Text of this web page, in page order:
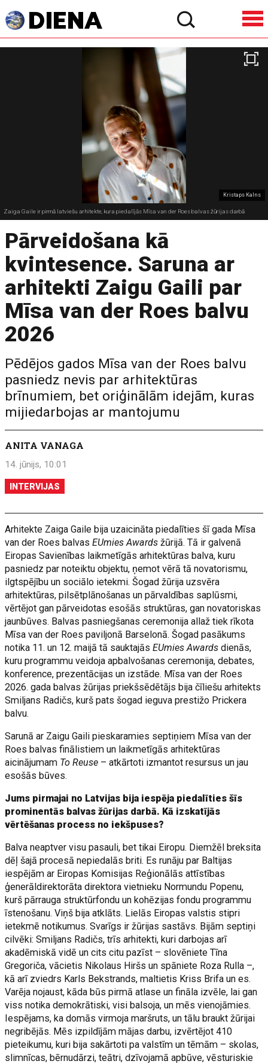
Kristaps Kalns
Zaiga Gaile ir pirmā latviešu arhitekte, kura piedalījās Mīsa van der Roes balvas žūrijas darbā
Pārveidošana kā
kvintesence. Saruna ar
arhitekti Zaigu Gaili par
Mīsa van der Roes balvu
2026
Pēdējos gados Mīsa van der Roes balvu
pasniedz nevis par arhitektūras
brīnumiem, bet oriģinālām idejām, kuras
mijiedarbojas ar mantojumu
ANITA VANAGA
14. jūnijs, 10:01
INTERVIJAS
Arhitekte Zaiga Gaile bija uzaicināta piedalīties šī gada Mīsa
van der Roes balvasEUmies Awards žūrijā. Tā ir galvenā
Eiropas Savienības laikmetīgās arhitektūras balva, kuru
pasniedz par noteiktu objektu, ņemot vērā tā novatorismu,
ilgtspējību un sociālo ietekmi. Šogad žūrija uzsvēra
arhitektūras, pilsētplānošanas un pārvaldības saplūsmi,
vērtējot gan pārveidotas esošās struktūras, gan novatoriskas
jaunbūves. Balvas pasniegšanas ceremonija allaž tiek rīkota
Mīsa van der Roes paviljonā Barselonā. Šogad pasākums
notika 11. un 12. maijā tā sauktajāsEUmies Awards dienās,
kuru programmu veidoja apbalvošanas ceremonija, debates,
konference, prezentācijas un izstāde. Mīsa van der Roes
2026. gada balvas žūrijas priekšsēdētājs bija čīliešu arhitekts
Smiljans Radičs, kurš pats šogad ieguva prestižo Prickera
balvu.
Sarunā ar Zaigu Gaili pieskaramies septiņiem Mīsa van der
Roes balvas finālistiem un laikmetīgās arhitektūras
aicinājumam To Reuse – atkārtoti izmantot resursus un jau
esošās būves.
Jums pirmajai no Latvijas bija iespēja piedalīties šīs
prominentās balvas žūrijas darbā. Kā izskatījās
vērtēšanas process no iekšpuses?
Balva neaptver visu pasauli, bet tikai Eiropu. Diemžēl breksita
dēļ šajā procesā nepiedalās briti. Es runāju par Baltijas
iespējām ar Eiropas Komisijas Reģionālās attīstības
ģenerāldirektorāta direktora vietnieku Normundu Popenu,
kurš pārrauga struktūrfondu un kohēzijas fondu programmu
īstenošanu. Viņš bija atklāts. Lielās Eiropas valstis stipri
ietekmē notikumus. Svarīgs ir žūrijas sastāvs. Bijām septiņi
cilvēki: Smiljans Radičs, trīs arhitekti, kuri darbojas arī
akadēmiskā vidē un cits citu pazīst – slovēniete Tīna
Gregoriča, vācietis Nikolaus Hiršs un spāniete Roza Rulla –,
kā arī zviedrs Karls Bekstrands, maltietis Kriss Brifa un es.
Varēja nojaust, kāda būs pirmā atlase un fināla izvēle, lai gan
viss notika demokrātiski, visi balsoja, un mēs vienojāmies.
Iespējams, ka domās virmoja maršruts, un tālu braukt žūrijai
negribējās. Mēs izpildījām mājas darbu, izvērtējot 410
pieteikumu, kuri bija sakārtoti pa valstīm un tēmām – skolas,
slimnīcas, bērnudārzi, teātri, dzīvojamā apbūve, vēsturiskie